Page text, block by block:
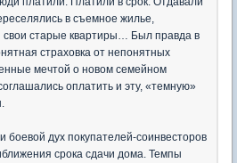
в съемное жилье,
свои старые квартиры… Был правда в
страховка от непонятных
мечтой о новом семейном
оплатить и эту, «темную»
боевой дух покупателей-соинвесторов
срока сдачи дома. Темпы